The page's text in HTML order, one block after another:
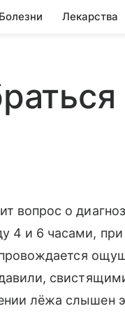
Болезни Лекарства
вопрос о
4 и 6 часами, при
лёжа слышен